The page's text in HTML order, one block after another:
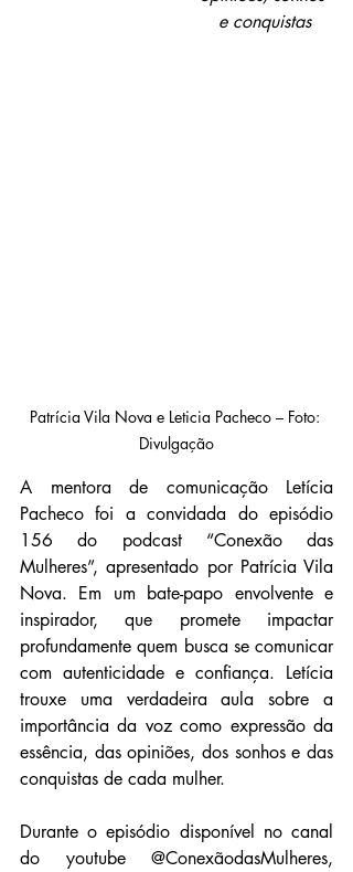
e conquistas
Patrícia Vila Nova e Leticia Pacheco – Foto:
Divulgação
A mentora de comunicação Letícia
Pacheco foi a convidada do episódio
156 do podcast “Conexão das
Mulheres”, apresentado por Patrícia Vila
Nova. Em um bate-papo envolvente e
inspirador, que promete impactar
profundamente quem busca se comunicar
com autenticidade e confiança. Letícia
trouxe uma verdadeira aula sobre a
importância da voz como expressão da
essência, das opiniões, dos sonhos e das
conquistas de cada mulher.
Durante o episódio disponível no canal
do youtube @ConexãodasMulheres,